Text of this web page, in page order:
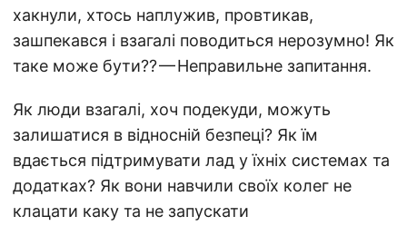
хакнули, хтось наплужив, провтикав,
зашпекався і взагалі поводиться нерозумно! Як
таке може бути?? — Неправильне запитання.
Як люди взагалі, хоч подекуди, можуть
залишатися в відносній безпеці? Як їм
вдається підтримувати лад у їхніх системах та
додатках? Як вони навчили своїх колег не
клацати каку та не запускати